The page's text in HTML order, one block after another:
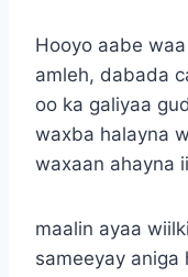
Hooyo aabe
amleh, dabada
oo ka galiyaa
waxba halayna
waxaan ahayna
maalin ayaa
sameeyay aniga